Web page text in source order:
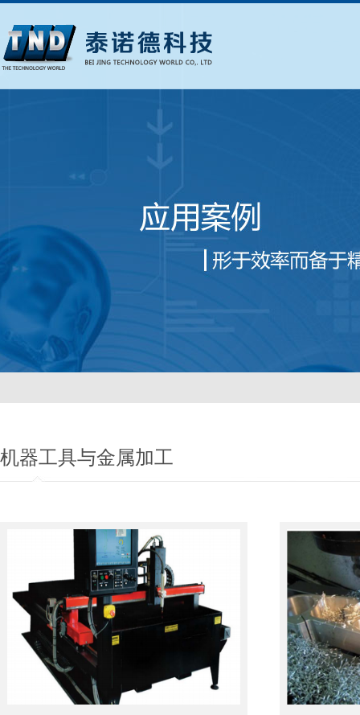
机器工具与金属加工